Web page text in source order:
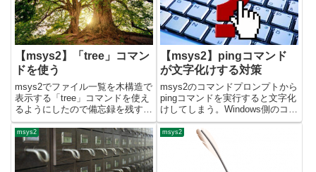
【msys2】「tree」コマン
ドを使う
msys2でファイル一覧を木構造で
表示する「tree」コマンドを使え
るようにしたので備忘録を残す。
unzipコマンドのインストール
msys2ターミナルから、下記コマ
ンドでインストール。$ pacman -
S tree起動確認コマンド実行し
て...
【msys2】pingコマンド
が文字化けする対策
msys2のコマンドプロンプトから
pingコマンドを実行すると文字化
けしてしまう。Windows側のコマ
ンドが呼び出されるので、文字コ
ードの違いの為で、対策がないか
と調べたら解決できたので備忘録
を残す。対策~/.bashrcに下記の
msys2 msys2